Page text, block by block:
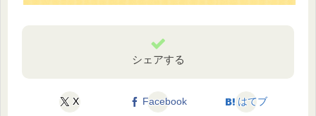
シェアする
X Facebook はてブ